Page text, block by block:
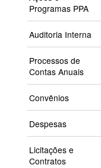
Programas PPA
Auditoria Interna
Processos de
Contas Anuais
Convênios
Despesas
Licitações e
Contratos